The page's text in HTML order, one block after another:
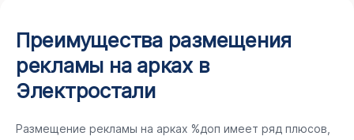
Преимущества размещения
рекламы на арках в
Электростали
Размещение рекламы на арках %доп имеет ряд плюсов,